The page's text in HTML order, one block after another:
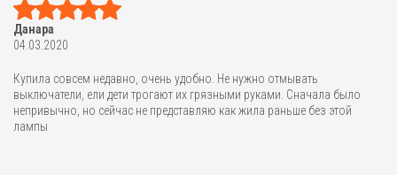
Данара
04.03.2020
Купила совсем недавно, очень удобно. Не нужно отмывать
выключатели, ели дети трогают их грязными руками. Сначала было
непривычно, но сейчас не представляю как жила раньше без этой
лампы